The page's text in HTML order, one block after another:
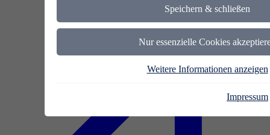
Speichern & schließen
Nur essenzielle Cookies
Weitere Informationen anzeigen
Impressum